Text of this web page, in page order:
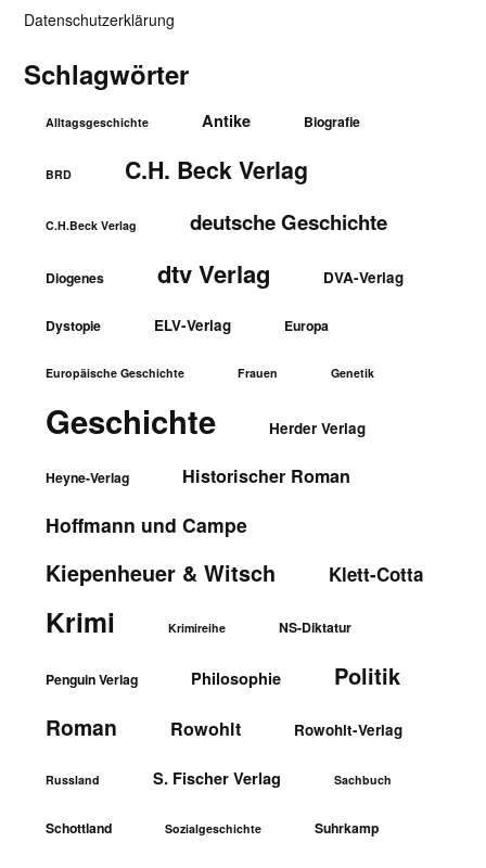
Datenschutzerklärung
Schlagwörter
Alltagsgeschichte Antike Biografie
BRD C.H. Beck Verlag
C.H.Beck Verlag deutsche Geschichte
Diogenes dtv Verlag DVA-Verlag
Dystopie ELV-Verlag Europa
Europäische Geschichte Frauen Genetik
Geschichte Herder Verlag
Heyne-Verlag Historischer Roman
Hoffmann und Campe
Kiepenheuer & Witsch Klett-Cotta
Krimi Krimireihe NS-Diktatur
Penguin Verlag Philosophie Politik
Roman Rowohlt Rowohlt-Verlag
Russland S. Fischer Verlag Sachbuch
Schottland Sozialgeschichte Suhrkamp